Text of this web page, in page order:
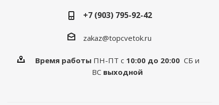
+7 (903) 795-92-42
zakaz@topcvetok.ru
Время работы ПН-ПТ с 10:00 до 20:00 СБ и
ВС выходной